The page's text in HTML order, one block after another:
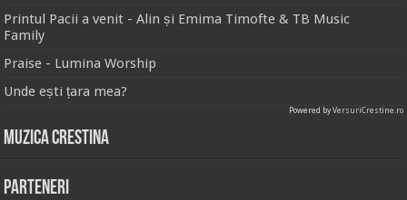
Printul Pacii a venit - Alin și Emima Timofte & TB Music
Family
Praise - Lumina Worship
Unde ești țara mea?
Powered byVersuriCrestine.ro
Muzica Crestina
Parteneri